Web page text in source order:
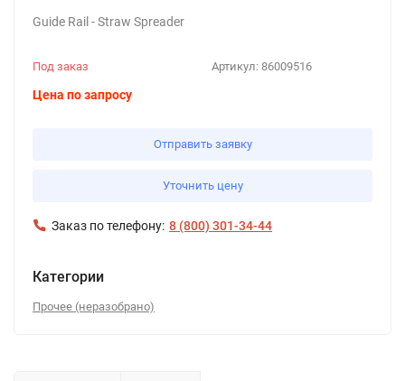
Guide Rail - Straw Spreader
Артикул: 86009516
Под заказ
Цена по запросу
Отправить заявку
Уточнить цену
Заказ по телефону: 8 (800) 301-34-44
Категории
Прочее (неразобрано)